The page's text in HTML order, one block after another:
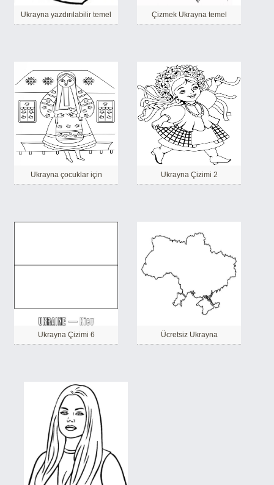
Ukrayna yazdırılabilir temel Çizmek Ukrayna temel
Ukrayna çocuklar için Ukrayna Çizimi 2
Ukrayna Çizimi 6 Ücretsiz Ukrayna